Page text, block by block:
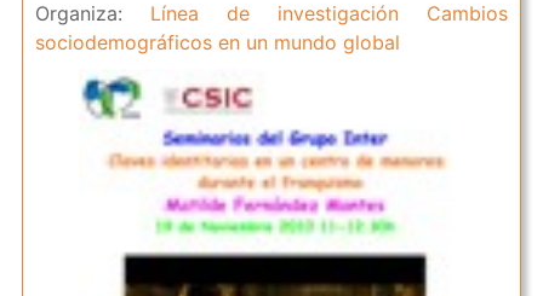
Organiza: Línea de investigación Cambios
sociodemográficos en un mundo global